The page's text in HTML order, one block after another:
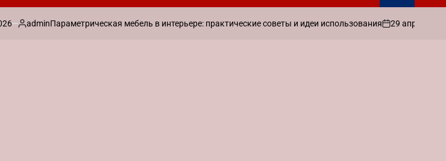
Запись
adminПараметрическая мебель в интерьере: практические советы и идеи использования
on
29 апреля 2026